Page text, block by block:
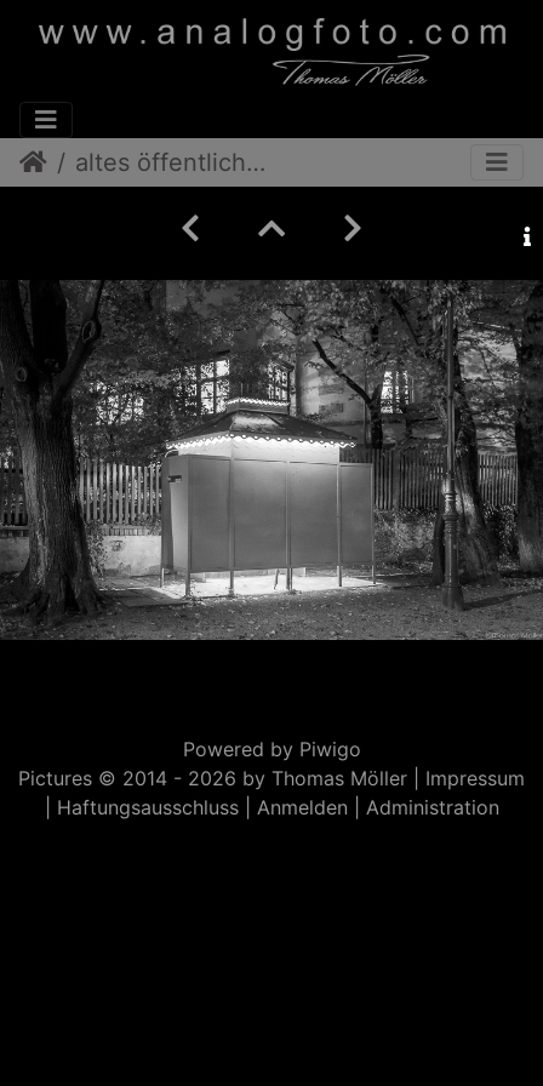
altes öffentliches Pissoir, Wien
Powered by Piwigo
Pictures © 2014 - 2026 by Thomas Möller | Impressum
Haftungsausschluss| Anmelden Administration